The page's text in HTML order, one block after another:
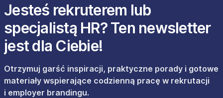
Jesteś rekruterem lub
specjalistą HR? Ten newsletter
jest dla Ciebie!
Otrzymuj garść inspiracji, praktyczne porady i gotowe
materiały wspierające codzienną pracę w rekrutacji
i employer brandingu.